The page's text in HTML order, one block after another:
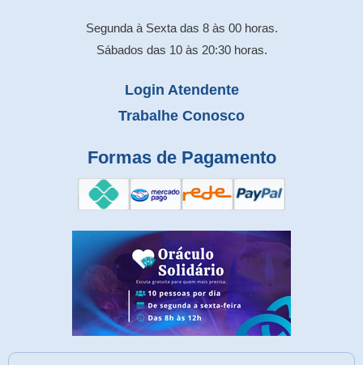
Segunda à Sexta das 8 às 00 horas.
Sábados das 10 às 20:30 horas.
Login Atendente
Trabalhe Conosco
Formas de Pagamento